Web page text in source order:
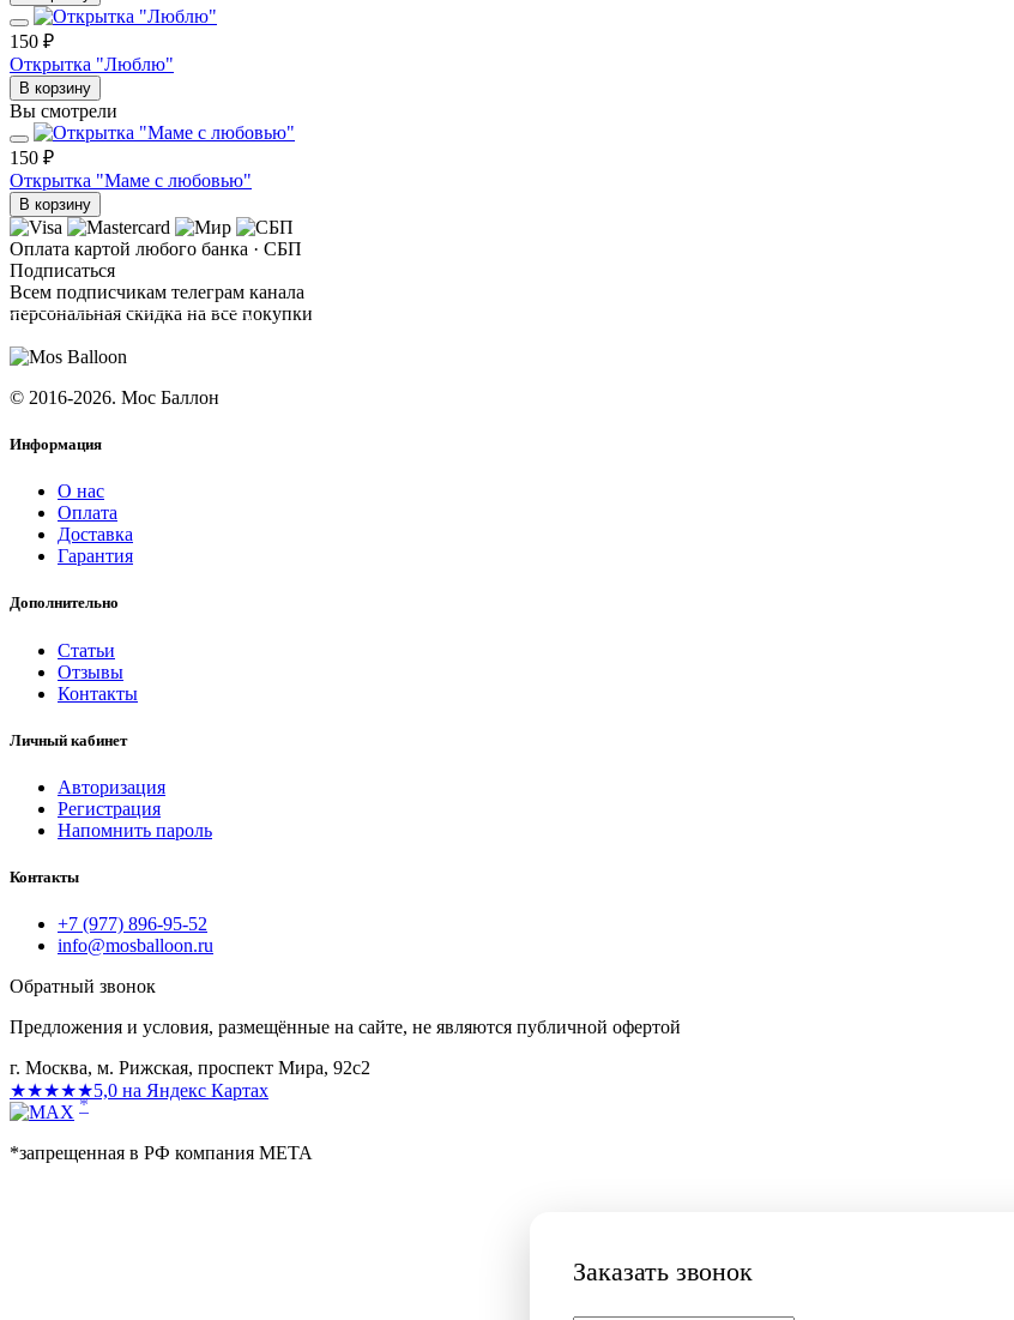
150 ₽
Открытка "Люблю"
В корзину
Вы смотрели
150 ₽
Открытка "Маме с любовью"
В корзину
Оплата картой любого банка · СБП
Подписаться
Всем подписчикам телеграм канала
персональная скидка на все покупки
© 2016-2026. Мос Баллон
Информация
О нас
Оплата
Доставка
Гарантия
Дополнительно
Статьи
Отзывы
Контакты
Личный кабинет
Авторизация
Регистрация
Напомнить пароль
Контакты
+7 (977) 896-95-52
info@mosballoon.ru
Обратный звонок
Предложения и условия, размещённые на сайте, не являются публичной офертой
г. Москва, м. Рижская, проспект Мира, 92с2
★★★★★5,0 на Яндекс Картах
*
*запрещенная в РФ компания МЕТА
Заказать звонок